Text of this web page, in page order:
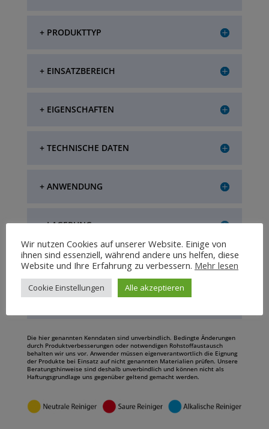
+ PRODUKTTYP
+ EINSATZBEREICH
+ EIGENSCHAFTEN
+ TECHNISCHE DATEN
+ ANWENDUNG
+ LAGERUNG
+ VERPACKUNGSEINHEIT
Die hier genannten Kenndaten sind unverbindlich. Bedingte Änderungen
durch Produktverbesserungen oder notwendigen Rohstoffaustausch
behalten wir uns vor. Anwender müssen eigenverantwortlich die Eignung
der Produkte bei Einsatz auf nicht genannten Materialien prüfen. Unsere
Beratungshinweise sind deshalb unverbindlich und können nicht als
Haftungsgrundlage uns gegenüber geltend gemacht werden.
Wir nutzen Cookies auf unserer Website. Einige von
ihnen sind essenziell, während andere uns helfen, diese
Website und Ihre Erfahrung zu verbessern. Mehr lesen
Cookie Einstellungen Alle akzeptieren